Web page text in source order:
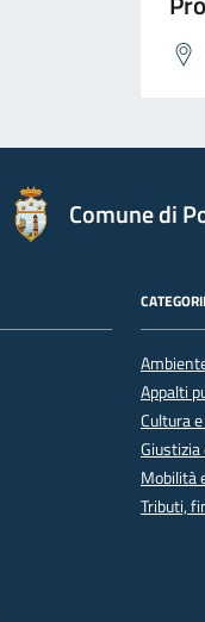
Comune di
Appalti
Cultura
Giustizia
Mobilità
Tributi,